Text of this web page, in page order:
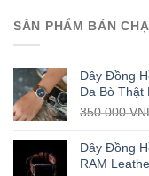
SẢN PHẨM BÁN
Dây Đồng
Da Bò Thật
350.000
Dây Đồng
RAM